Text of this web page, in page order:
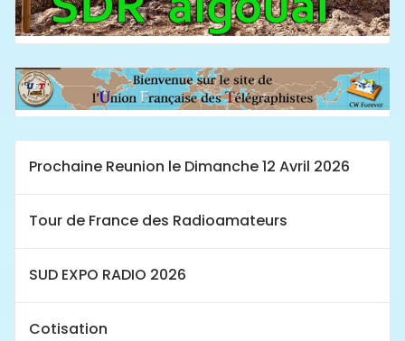
Prochaine Reunion le Dimanche 12 Avril 2026
Tour de France des Radioamateurs
SUD EXPO RADIO 2026
Cotisation